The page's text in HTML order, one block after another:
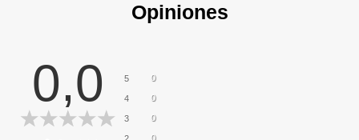
Opiniones
0,0 5 0
4 0
3 0
0